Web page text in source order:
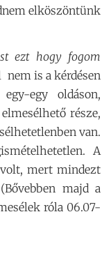
elköszöntünk
ezt hogy fogom
is a kérdésen
egy oldáson,
része,
van.
A
mert mindezt
majd a
róla 06.07-